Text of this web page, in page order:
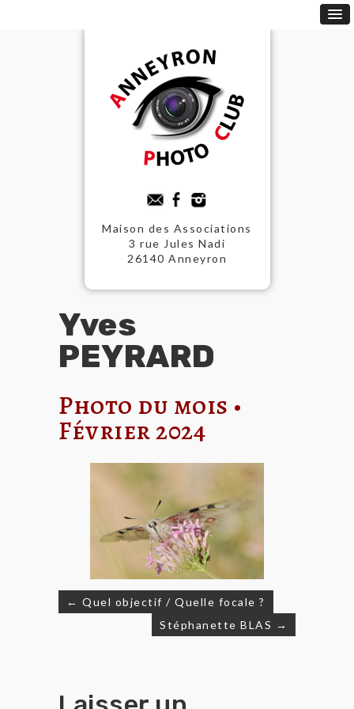
Maison des Associations
3 rue Jules Nadi
26140 Anneyron
Yves
PEYRARD
Photo du mois •
Février 2024
Navigation
l’article
← Quel objectif / Quelle focale ?
Stéphanette BLAS →